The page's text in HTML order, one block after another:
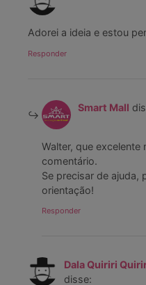
Adorei a ideia e estou
Responder
Smart Mall
Walter, que excelente
comentário.
Se precisar de ajuda,
orientação!
Responder
Dala Quiriri
disse: